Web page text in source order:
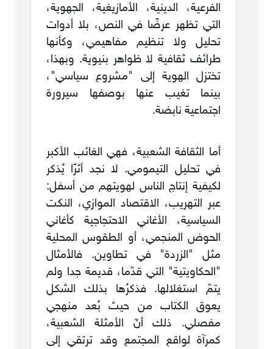
الفرعية، الدينية، الأمازيغية، الجهوية،
التي تظهر عرضًا في النص، بلا أدوات
تحليل ولا تنظيم مفاهيمي، وكأنها
طرائف ثقافية لا ظواهر بنيوية. وبهذا،
تختزل الهوية إلى "مشروع سياسي"،
بينما تغيب عنها بوصفها سيرورة
اجتماعية نابضة.
أما الثقافة الشعبية، فهي الغائب الأكبر
في تحليل التيمومي. لا نجد أثرًا يُذكر
لكيفية إنتاج الناس لهويتهم من أسفل:
عبر التهريب، الاقتصاد الموازي، النكت
السياسية، الأغاني الاحتجاجية كأغاني
الحوض المنجمي، أو الطقوس المحلية
مثل "الزردة" في تطاوين. فالأمثال
"الحكاويتية" التي قدّما، قديمة جدا ولم
يتمّ استغلالها. فذكرُها بذلك الشكل
يعوق الكتاب من حيث بُعد منهجي
مفصلي. ذلك أنّ الأمثلة الشعبية،
كمرآة لواقع المجتمع وقد ترتقي إلى